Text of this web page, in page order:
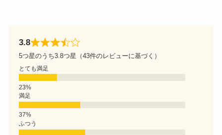
3.8
5つ星のうち3.8つ星（43件のレビューに基づく）
とても満足
満足
ふつう